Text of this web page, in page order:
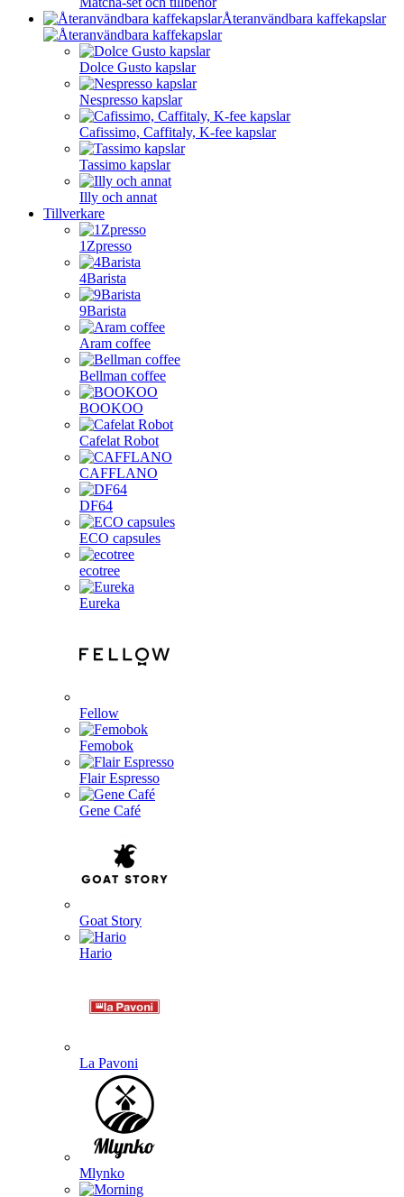
Återanvändbara kaffekapslar
Dolce Gusto kapslar
Nespresso kapslar
Cafissimo, Caffitaly, K-fee kapslar
Tassimo kapslar
Illy och annat
Tillverkare
1Zpresso
4Barista
9Barista
Aram coffee
Bellman coffee
BOOKOO
Cafelat Robot
CAFFLANO
DF64
ECO capsules
ecotree
Eureka
Fellow
Femobok
Flair Espresso
Gene Café
Goat Story
Hario
La Pavoni
Mlynko